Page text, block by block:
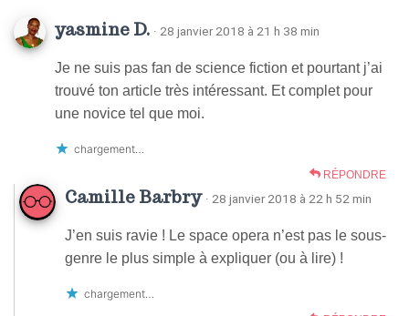
yasmine D. · 28 janvier 2018 à 21 h 38 min
Je ne suis pas fan de science fiction et pourtant j’ai
trouvé ton article très intéressant. Et complet pour
une novice tel que moi.
chargement…
RÉPONDRE
Camille Barbry · 28 janvier 2018 à 22 h 52 min
J’en suis ravie ! Le space opera n’est pas le sous-
genre le plus simple à expliquer (ou à lire) !
chargement…